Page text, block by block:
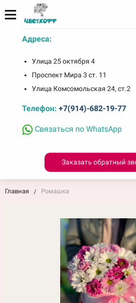
Адреса:
Улица 25 октября 4
Проспект Мира 3 ст. 11
Улица Комсомольская 24, ст.2
Телефон: +7(914)-682-19-77
Связаться по WhatsApp
Заказать обратный
Главная Ромашка